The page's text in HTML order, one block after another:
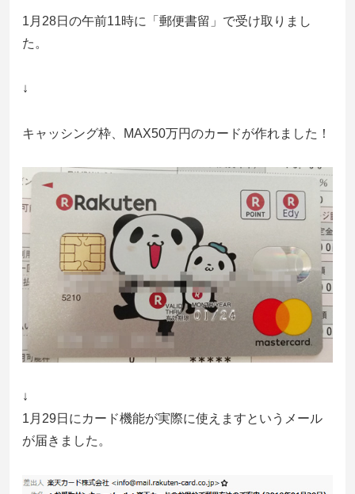
1月28日の午前11時に「郵便書留」で受け取りまし
た。
↓
キャッシング枠、MAX50万円のカードが作れました！
↓
1月29日にカード機能が実際に使えますというメール
が届きました。